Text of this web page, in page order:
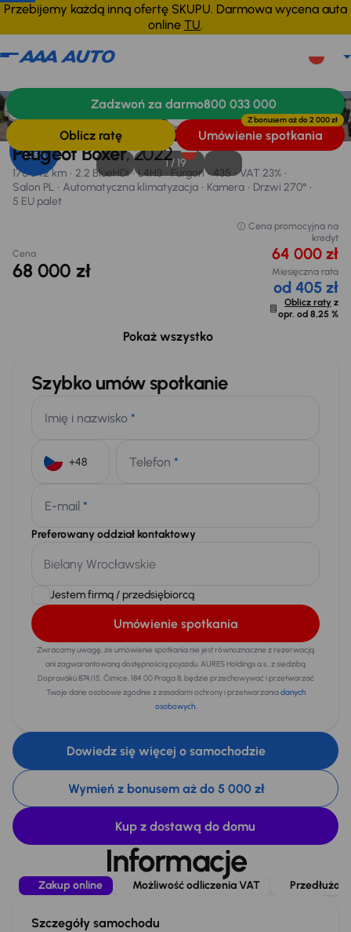
Przebijemy każdą inną ofertę SKUPU. Darmowa wycena auta
online TU.
Możliwość odliczenia VAT
8,25 %
1 / 19
Peugeot Boxer, 2022
170 542 km 2.2 BlueHDi L4H3 Furgon 435
VAT 23%
Salon PL
Automatyczna klimatyzacja Kamera
Drzwi 270°
5 EU palet
Cena
68 000 zł
Cena promocyjna na
kredyt
64 000 zł
Miesięczna rata
od 405 zł
Oblicz raty z
opr. od 8,25 %
Pokaż wszystko
Szybko umów spotkanie
Imię i nazwisko *
Telefon *
E-mail *
Preferowany oddział kontaktowy
Jestem firmą / przedsiębiorcą
Umówienie spotkania
Zwracamy uwagę, że umówienie spotkania nie jest równoznaczne z rezerwacją
ani zagwarantowaną dostępnością pojazdu. AURES Holdings a.s., z siedzibą
Dopraváků 874/15, Čimice, 184 00 Praga 8, będzie przechowywać i przetwarzać
Twoje dane osobowe zgodnie z zasadami ochrony i przetwarzaniadanych
osobowych.
Dowiedz się więcej o samochodzie
Wymień z bonusem aż do 5 000 zł
Kup z dostawą do domu
WymiaryWyposażenieFinansowanie
Zadzwoń za darmo800 033 000
Oblicz ratę Umówienie spotkania
Z bonusem aż do2 000 zł
Informacje
Zakup online Możliwość odliczenia VAT
Szczegóły samochodu